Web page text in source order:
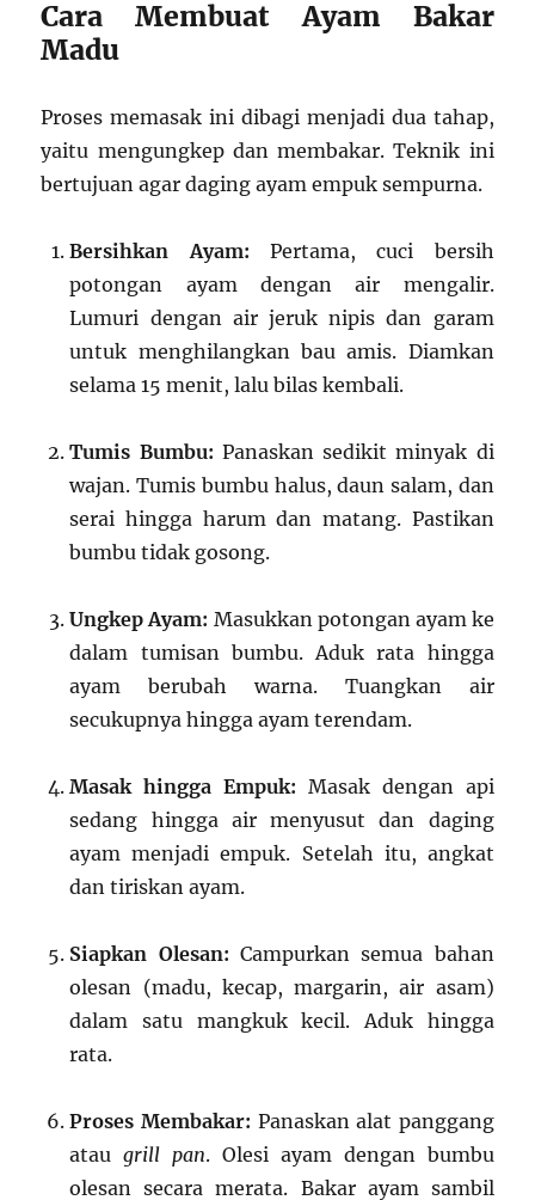
Cara Membuat Ayam Bakar
Madu
Proses memasak ini dibagi menjadi dua tahap,
yaitu mengungkep dan membakar. Teknik ini
bertujuan agar daging ayam empuk sempurna.
Bersihkan Ayam: Pertama, cuci bersih
potongan ayam dengan air mengalir.
Lumuri dengan air jeruk nipis dan garam
untuk menghilangkan bau amis. Diamkan
selama 15 menit, lalu bilas kembali.
Tumis Bumbu: Panaskan sedikit minyak di
wajan. Tumis bumbu halus, daun salam, dan
serai hingga harum dan matang. Pastikan
bumbu tidak gosong.
Ungkep Ayam: Masukkan potongan ayam ke
dalam tumisan bumbu. Aduk rata hingga
ayam berubah warna. Tuangkan air
secukupnya hingga ayam terendam.
Masak hingga Empuk: Masak dengan api
sedang hingga air menyusut dan daging
ayam menjadi empuk. Setelah itu, angkat
dan tiriskan ayam.
Siapkan Olesan: Campurkan semua bahan
olesan (madu, kecap, margarin, air asam)
dalam satu mangkuk kecil. Aduk hingga
rata.
Proses Membakar: Panaskan alat panggang
ataugrill pan. Olesi ayam dengan bumbu
olesan secara merata. Bakar ayam sambil